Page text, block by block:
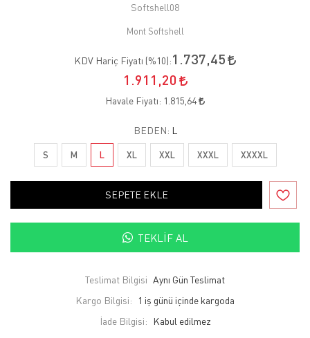
Softshell08
Mont Softshell
KDV Hariç Fiyatı (%10):1.737,45
1.911,20
Havale Fiyatı: 1.815,64
BEDEN: L
S M L XL XXL XXXL XXXXL
SEPETE EKLE
TEKLIF AL
Teslimat Bilgisi Aynı Gün Teslimat
Kargo Bilgisi:
1 iş günü içinde kargoda
İade Bilgisi: